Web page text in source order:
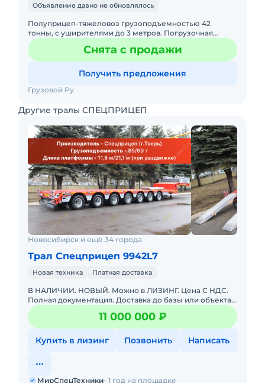
Объявление давно не обновлялось
Полуприцеп-тяжеловоз грузоподъемностью 42
тонны, с уширителями до 3 метров. Погрузочная
высота 900мм; г Площадь ДхШ 11000x2500 мм;
Усиленные уширители до 3000
Снята с продажи
Получить предложения
Грузовой Ру
Другие тралы СПЕЦПРИЦЕП
Новосибирск и ещё 34 города
Трал Спецприцеп 9942L7
Новая техника Платная доставка
В НАЛИЧИИ. НОВЫЙ. Можно в ЛИЗИНГ. Цена С НДС.
Полная документация. Доставка до базы или объекта.
ООО "МирСпецТехники" является мультибрендовым
официальным дилер11 000 000 ₽
Купить в лизинг Позвонить Написать
МирСпецТехники 1 год на площадке